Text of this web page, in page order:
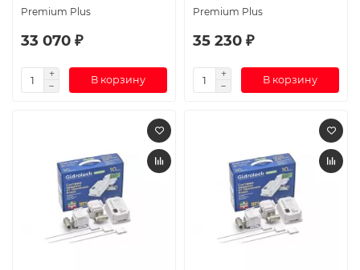
Premium Plus
33 070 ₽
В корзину
Premium Plus
35 230 ₽
В корзину